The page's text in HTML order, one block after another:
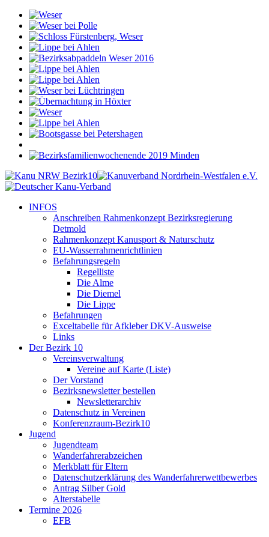
INFOS
Anschreiben Rahmenkonzept Bezirksregierung
Detmold
Rahmenkonzept Kanusport & Naturschutz
EU-Wasserrahmenrichtlinien
Befahrungsregeln
Regelliste
Die Alme
Die Diemel
Die Lippe
Befahrungen
Exceltabelle für Afkleber DKV-Ausweise
Links
Der Bezirk 10
Vereinsverwaltung
Vereine auf Karte (Liste)
Der Vorstand
Bezirksnewsletter bestellen
Newsletterarchiv
Datenschutz in Vereinen
Konferenzraum-Bezirk10
Jugend
Jugendteam
Wanderfahrerabzeichen
Merkblatt für Eltern
Datenschutzerklärung des Wanderfahrerwettbewerbes
Antrag Silber Gold
Alterstabelle
Termine 2026
EFB